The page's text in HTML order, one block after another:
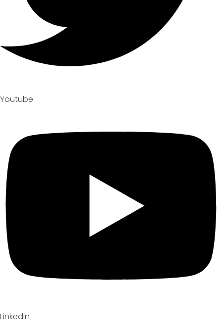
Youtube
Linkedin